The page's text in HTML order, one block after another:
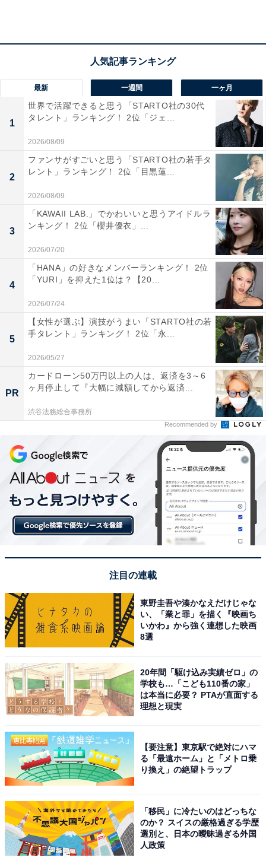
「しょうこおねえさんとのコンビが面白かったので」
（東京都、20代女性）、「楽しい人だからもっと見たか
った」（大阪府、20代男性）、「優しさや人柄が滲み出
ていて癒されたので」（福島県、50代女性）などの回答
理由が寄せられました。
2位：【8代目】速水けんたろう（1993～1999年）
2位に選ばれたのは、1993～1999年に8代目うたのおに
いさんを務めた速水けんたろうさん。1986年にビクター
レコードから歌手としてデビューし、1993年にうたのお
にいさんに就任。共演のうたのおねえさんは茂森あゆみ
さんでした。1999年、番組内でおねえさんと一緒に『だ
んご3兄弟』を歌唱し、同曲が『おかあさんといっし
ょ』初出の曲でしたが、驚くべき大ヒットとなりまし
た。同年におにいさんを卒業後は、コンサート活動や紅
白出場、舞台俳優などとしても活躍。しかし、2011年に
交通事故を起こし、一切の仕事を休止。2012年のチャリ
ティーイベントで復帰後、イベント参加や楽曲提供など
の形で『おかあさんといっしょ』にも携わりつつ、活躍
しています。
回答では「よく見ていた頃のおにいさんで、思い入れが
あるため」（千葉県、20代女性）、「団子3兄弟に続く
ヒット曲を歌ってほしかった」（福島県、40代女性）、
「表現の仕方が面白かったから」（千葉県、20代男性）
などの声が聞かれました。
最新 一週間 一ヶ月
1
世界で活躍できると思う「STARTO社の30代
タレント」ランキング！ 2位「ジェ...
2026/08/09
2
ファンサがすごいと思う「STARTO社の若手タ
レント」ランキング！ 2位「目黒蓮...
2026/08/09
3
「KAWAII LAB.」でかわいいと思うアイドルラ
ンキング！ 2位「櫻井優衣」...
2026/07/20
4
「HANA」の好きなメンバーランキング！ 2位
「YURI」を抑えた1位は？【20...
2026/07/24
5
【女性が選ぶ】演技がうまい「STARTO社の若
手タレント」ランキング！ 2位「永...
2026/05/27
PR
カードローン50万円以上の人は、返済を3～6
ヶ月停止して『大幅に減額してから返済...
渋谷法務総合事務所
Recommended by
注目の連載
東野圭吾や湊かなえだけじゃな
い、「業と罪」を描く『映画ち
いかわ』から強く連想した映画
8選
20年間「駆け込み実績ゼロ」の
学校も…「こども110番の家」
は本当に必要？ PTAが直面する
理想と現実
【要注意】東京駅で絶対にハマ
る「最遠ホーム」と「メトロ乗
り換え」の絶望トラップ
「移民」に冷たいのはどっちな
のか？ スイスの厳格過ぎる学歴
選別と、日本の曖昧過ぎる外国
人政策